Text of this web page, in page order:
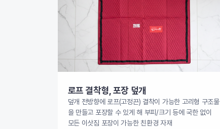
로프 결착형, 포장 덮개
덮개 전방향에 로프(고정끈) 결착이 가능한 고리형 구조물
을 만들고 포장할 수 있게 해 부피/크기 등에 국한 없이
모든 이삿짐 포장이 가능한 친환경 자재